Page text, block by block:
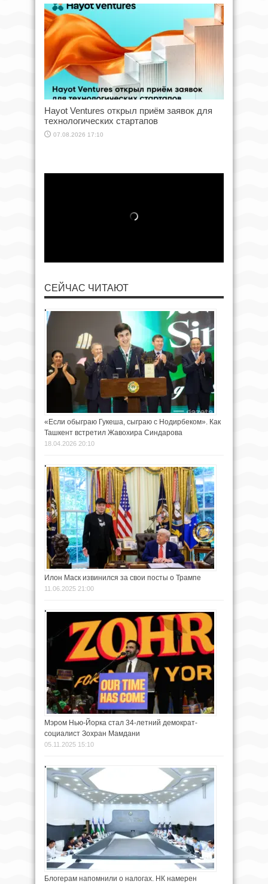
Hayot Ventures открыл приём заявок для
технологических стартапов
07.08.2026 17:10
СЕЙЧАС ЧИТАЮТ
«Если обыграю Гукеша, сыграю с Нодирбеком». Как
Ташкент встретил Жавохира Синдарова
18.04.2026 20:10
Илон Маск извинился за свои посты о Трампе
11.06.2025 21:00
Мэром Нью-Йорка стал 34-летний демократ-
социалист Зохран Мамдани
05.11.2025 15:10
Блогерам напомнили о налогах. НК намерен